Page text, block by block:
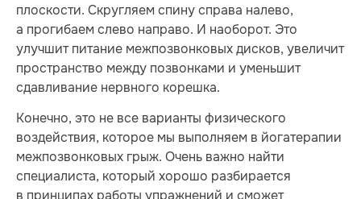
плоскости. Скругляем спину справа налево,
а прогибаем слево направо. И наоборот. Это
улучшит питание межпозвонковых дисков, увеличит
пространство между позвонками и уменьшит
сдавливание нервного корешка.
Конечно, это не все варианты физического
воздействия, которое мы выполняем в йогатерапии
межпозвонковых грыж. Очень важно найти
специалиста, который хорошо разбирается
в принципах работы упражнений и сможет